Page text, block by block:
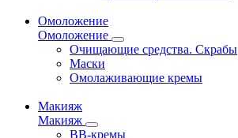
Омоложение
Омоложение
Очищающие средства. Скрабы
Маски
Омолаживающие кремы
Макияж
Макияж
ВВ-кремы